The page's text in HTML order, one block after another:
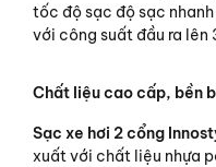
tốc độ sạc độ sạc
với công suất đầu ra lên
Chất liệu cao cấp, bền
Sạc xe hơi 2 cổng
xuất với chất liệu nhựa